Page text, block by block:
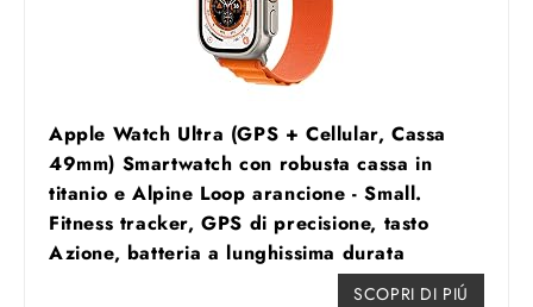
Apple Watch Ultra (GPS + Cellular, Cassa
49mm) Smartwatch con robusta cassa in
titanio e Alpine Loop arancione - Small.
Fitness tracker, GPS di precisione, tasto
Azione, batteria a lunghissima durata
SCOPRI DI PIÚ